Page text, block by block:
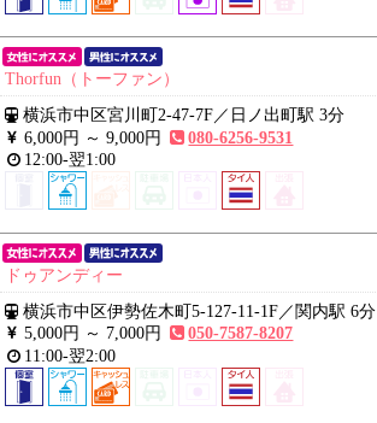
Thorfun（トーファン）
横浜市中区宮川町2-47-7F／ 日ノ出町駅 3分
6,000円 ～9,000円
080-6256-9531
12:00-翌1:00
ドゥアンディー
横浜市中区伊勢佐木町5-127-11-1F／関内駅 6分
5,000円 ～ 7,000円
050-7587-8207
11:00-翌2:00